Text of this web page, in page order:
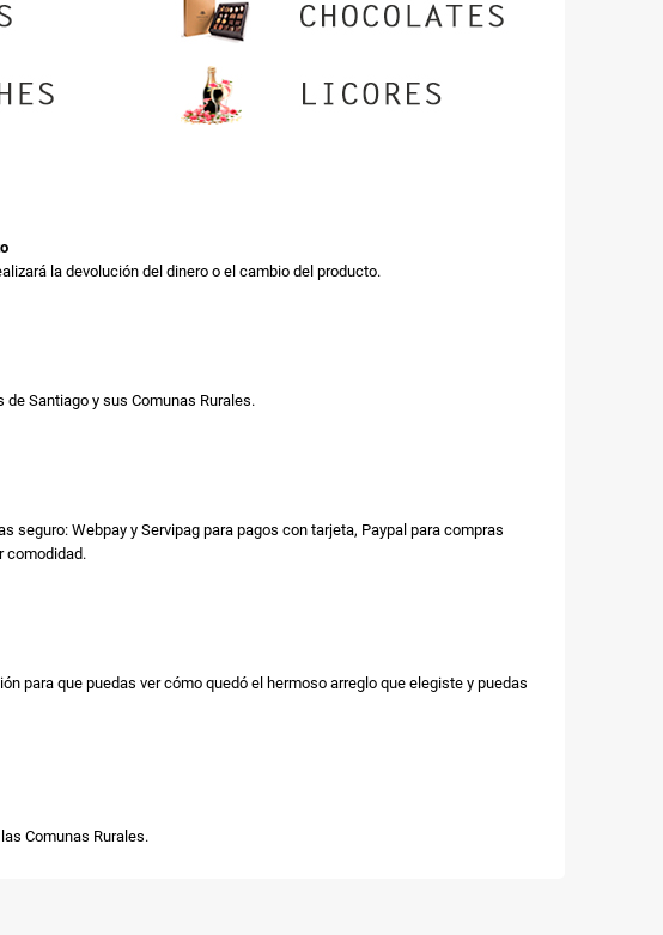
la devolución del dinero o el cambio del producto.
Santiago y sus Comunas Rurales.
Webpay y Servipag para pagos con tarjeta, Paypal para compras
comodidad.
para que puedas ver cómo quedó el hermoso arreglo que elegiste y puedas
Comunas Rurales.